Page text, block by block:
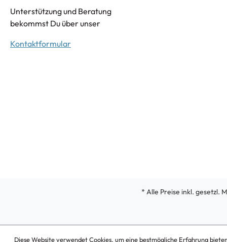
Unterstützung und Beratung
bekommst Du über unser
Kontaktformular
* Alle Preise inkl. gesetzl.
Diese Website verwendet Cookies, um eine bestmögliche Erfahrung